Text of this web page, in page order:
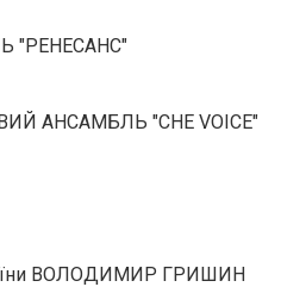
"РЕНЕСАНС"
АНСАМБЛЬ "CHE VOICE"
ВОЛОДИМИР ГРИШИН